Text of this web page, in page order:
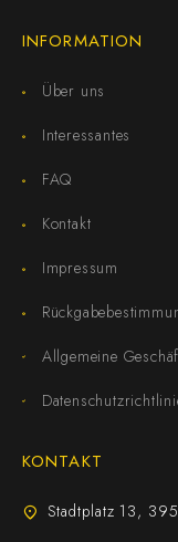
INFORMATION
Über uns
Interessantes
FAQ
Kontakt
Impressum
Allgemeine
KONTAKT
Stadtplatz 13,